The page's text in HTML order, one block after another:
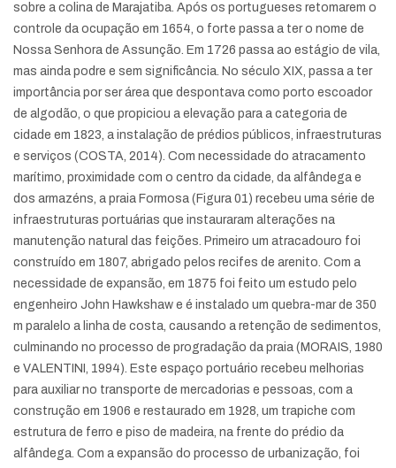
sobre a colina de Marajatiba. Após os portugueses retomarem o
controle da ocupação em 1654, o forte passa a ter o nome de
Nossa Senhora de Assunção. Em 1726 passa ao estágio de vila,
mas ainda podre e sem significância. No século XIX, passa a ter
importância por ser área que despontava como porto escoador
de algodão, o que propiciou a elevação para a categoria de
cidade em 1823, a instalação de prédios públicos, infraestruturas
e serviços (COSTA, 2014). Com necessidade do atracamento
marítimo, proximidade com o centro da cidade, da alfândega e
dos armazéns, a praia Formosa (Figura 01) recebeu uma série de
infraestruturas portuárias que instauraram alterações na
manutenção natural das feições. Primeiro um atracadouro foi
construído em 1807, abrigado pelos recifes de arenito. Com a
necessidade de expansão, em 1875 foi feito um estudo pelo
engenheiro John Hawkshaw e é instalado um quebra-mar de 350
m paralelo a linha de costa, causando a retenção de sedimentos,
culminando no processo de progradação da praia (MORAIS, 1980
e VALENTINI, 1994). Este espaço portuário recebeu melhorias
para auxiliar no transporte de mercadorias e pessoas, com a
construção em 1906 e restaurado em 1928, um trapiche com
estrutura de ferro e piso de madeira, na frente do prédio da
alfândega. Com a expansão do processo de urbanização, foi